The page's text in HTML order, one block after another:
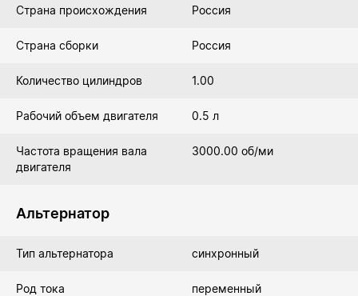
Страна происхождения Россия
Страна сборки Россия
Количество цилиндров 1.00
Рабочий объем двигателя 0.5 л
Частота вращения вала
двигателя
3000.00 об/ми
Альтернатор
Тип альтернатора синхронный
Род тока переменный